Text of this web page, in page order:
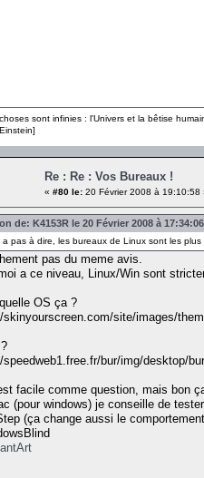
sont infinies : l'Univers et la bêtise
Re : Re : Vos Bureaux !
« #80 le: 20 Février 2008 à 19:10:58
de: K4153R le 20 Février 2008 à 17:34:06
a pas à dire, les bureaux de Linux sont les
pas du meme avis.
a ce niveau, Linux/Win sont
OS ça ?
skinyourscreen.com/site/images/
bur/img/desktop/
facile comme question, mais bon
(pour windows) je conseille de
(ça change aussi le